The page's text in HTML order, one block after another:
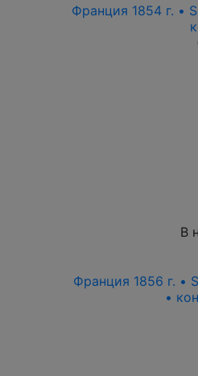
Франция 1854 г. •
В
Франция 1856 г. •
•